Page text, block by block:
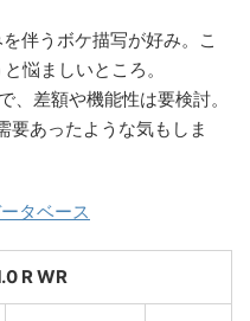
伴うボケ描写が好み。こ
悩ましいところ。
、差額や機能性は要検討。
要あったような気もしま
タベース
R WR